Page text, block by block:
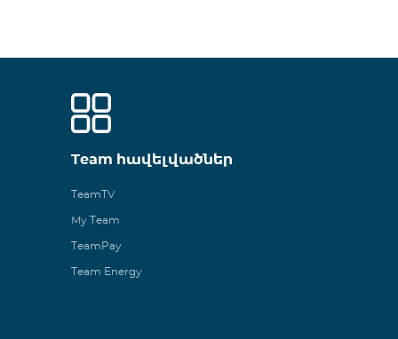
Team հավելվածներ
TeamTV
My Team
TeamPay
Team Energy